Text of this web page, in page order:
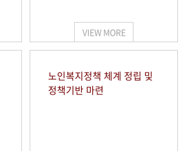
VIEW MORE
노인복지정책 체계 정립 및
정책기반 마련